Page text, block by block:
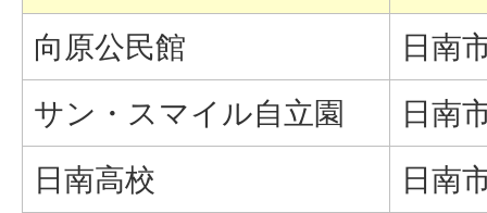
向原公民館
日南
サン・スマイル自立園
日南
日南高校
日南